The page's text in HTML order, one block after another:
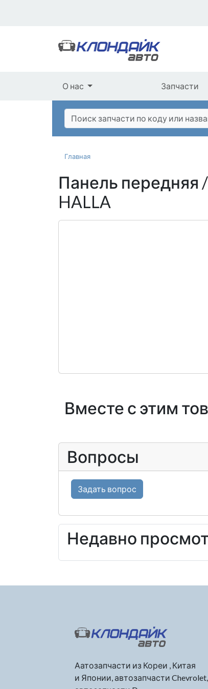
О нас Запчасти
Главная
Панель передняя
HALLA
Вместе с этим
Вопросы
Задать вопрос
Недавно
Аатозапчасти из Кореи , Китая
и Японии, автозапчасти Chevrolet,